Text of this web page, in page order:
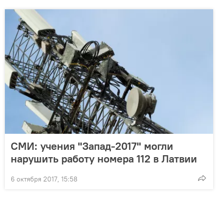
СМИ: учения "Запад-2017" могли
нарушить работу номера 112 в Латвии
6 октября 2017, 15:58